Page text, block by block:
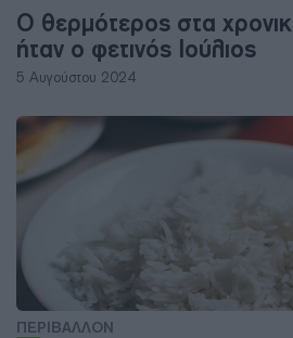
Ο θερμότερος στα
ήταν ο φετινός Ιούλιος
5 Αυγούστου 2024
ΠΕΡΙΒΑΛΛΟΝ